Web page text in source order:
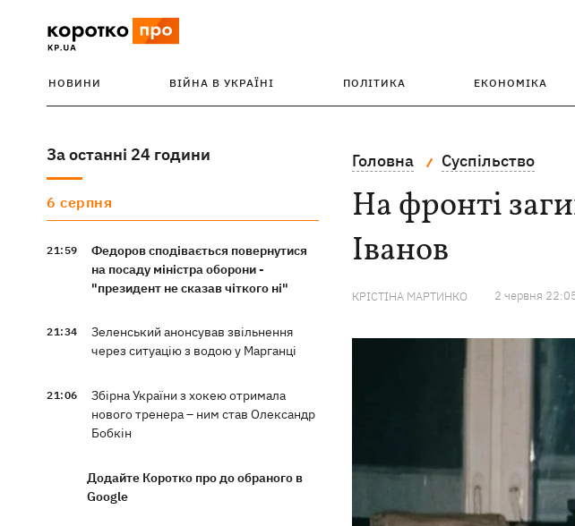
НОВИНИ ВІЙНА В УКРАЇНІ ПОЛІТИКА ЕКОНОМІКА
За останні 24 години
6 серпня
21:59
Федоров сподівається повернутися
на посаду міністра оборони -
"президент не сказав чіткого ні"
21:34
Зеленський анонсував звільнення
через ситуацію з водою у Марганці
21:06
Збірна України з хокею отримала
нового тренера – ним став Олександр
Бобкін
Додайте Коротко про до обраного в
Google
Головна Суспільство
На фронті
Іванов
КРІСТІНА МАРТИНКО 2 червня